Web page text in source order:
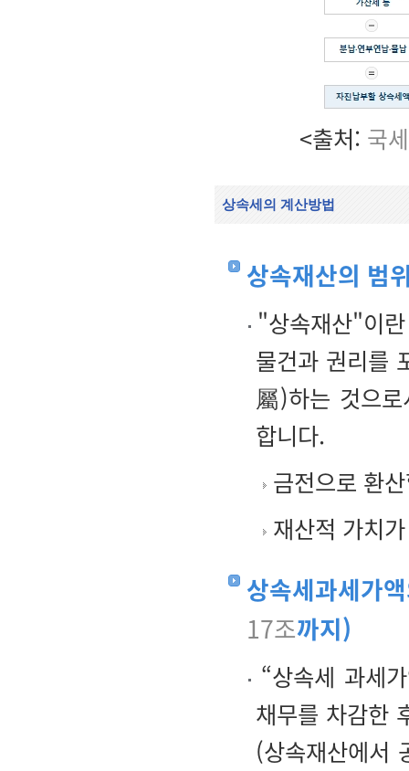
<출처: 국
상속세의 계산방법
상속재산의 범
"상속재산"이
물건과 권리를
屬)하는 것으
합니다.
금전으로 환
재산적 가치
상속세과세가
17조까지)
“상속세 과세
채무를 차감한
(상속재산에서